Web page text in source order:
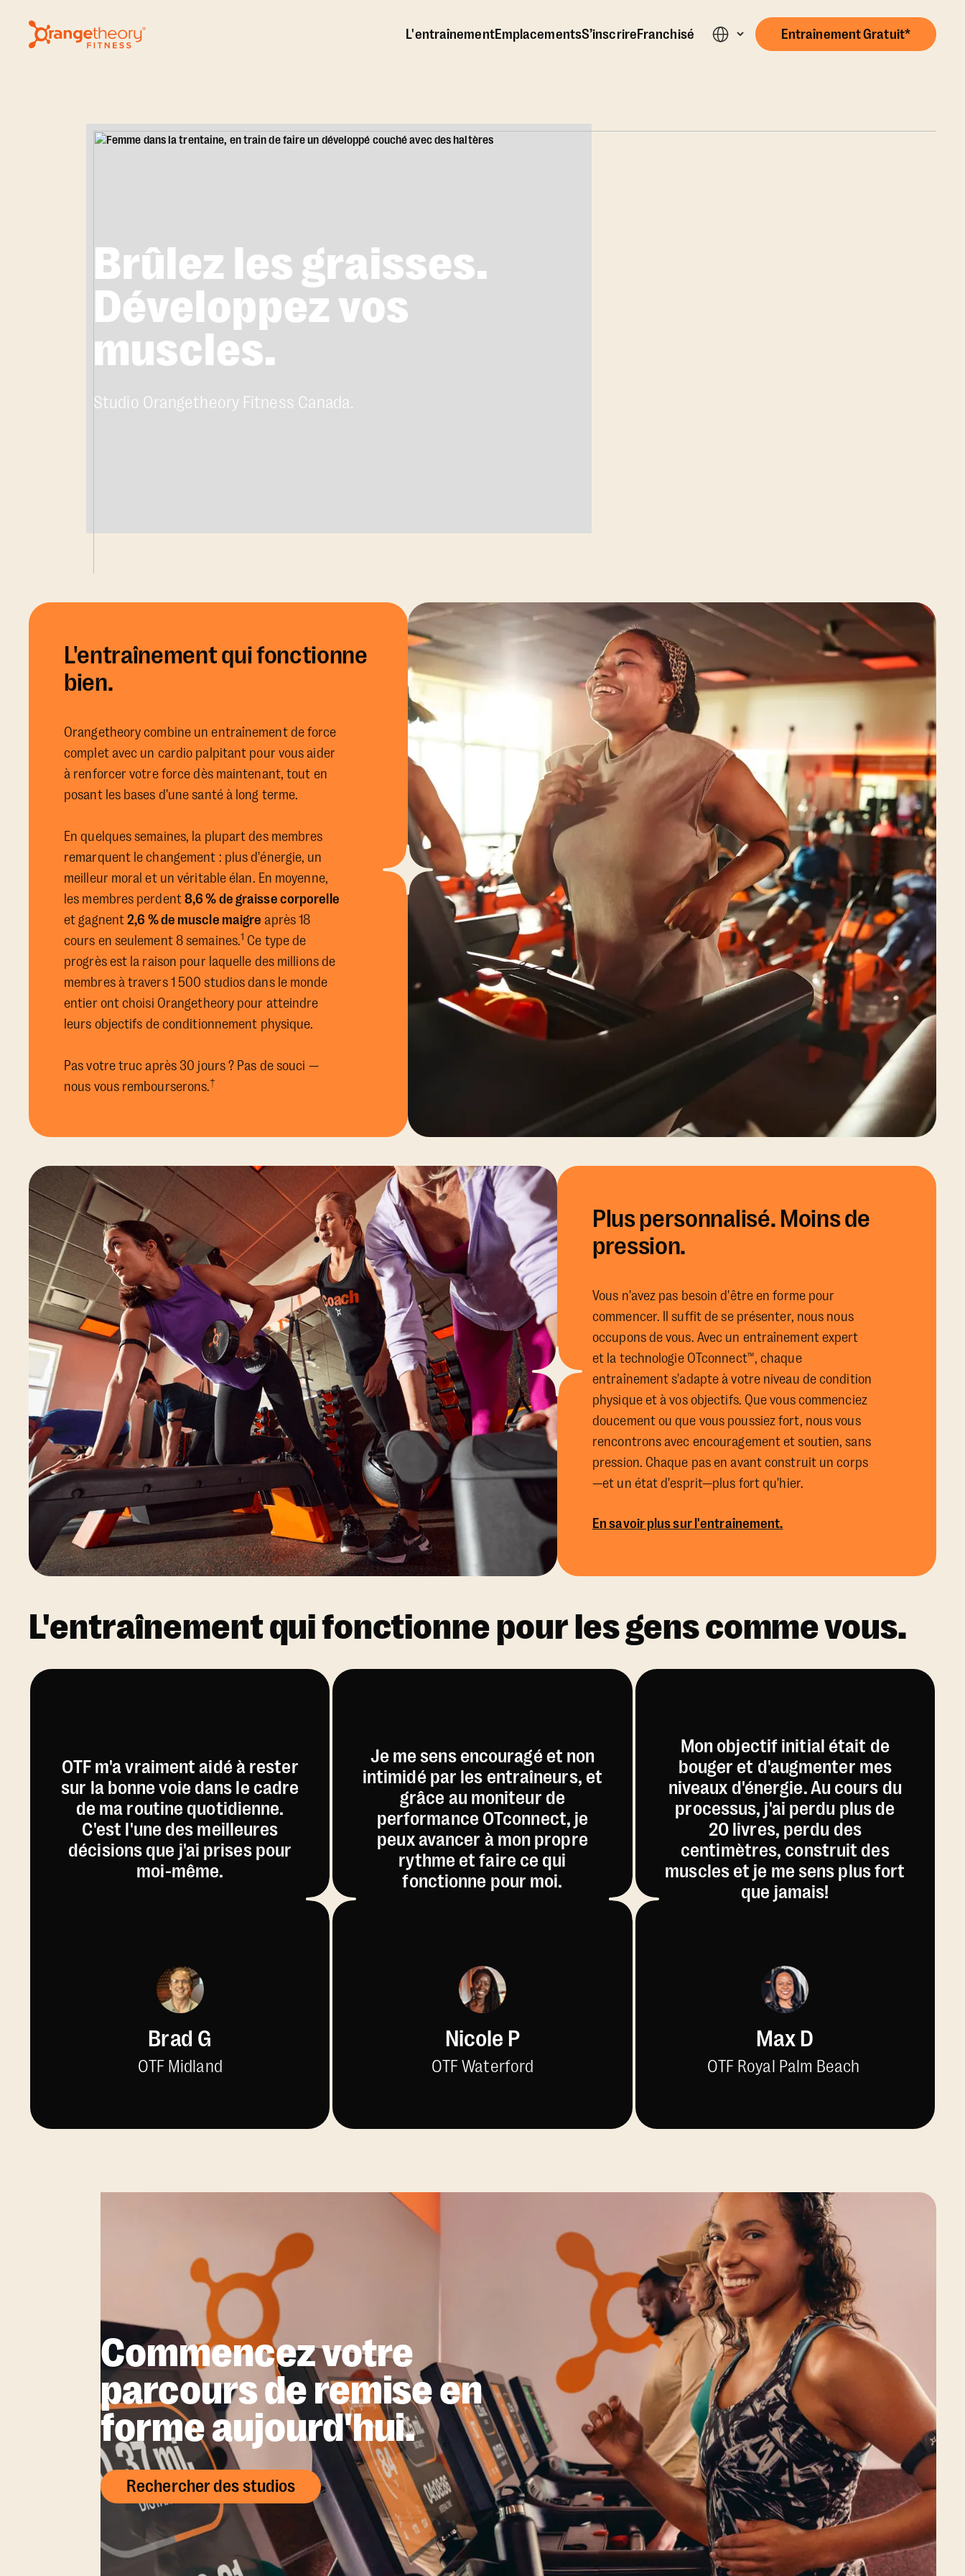
L'entraînementEmplacementsS’inscrireFranchisé Entraînement Gratuit*
Brûlez les graisses.
Développez vos
muscles.
Studio Orangetheory Fitness Canada.
L'entraînement qui fonctionne
bien.
Orangetheory combine un entraînement de force
complet avec un cardio palpitant pour vous aider
à renforcer votre force dès maintenant, tout en
posant les bases d'une santé à long terme.
En quelques semaines, la plupart des membres
remarquent le changement : plus d'énergie, un
meilleur moral et un véritable élan. En moyenne,
les membres perdent8,6 % de graisse corporelle
et gagnent2,6 % de muscle maigre après 18
cours en seulement 8 semaines.1 Ce type de
progrès est la raison pour laquelle des millions de
membres à travers 1 500 studios dans le monde
entier ont choisi Orangetheory pour atteindre
leurs objectifs de conditionnement physique.
Pas votre truc après 30 jours ? Pas de souci —
nous vous rembourserons.†
Plus personnalisé. Moins de
pression.
Vous n'avez pas besoin d'être en forme pour
commencer. Il suffit de se présenter, nous nous
occupons de vous. Avec un entraînement expert
et la technologie OTconnect™, chaque
entraînement s'adapte à votre niveau de condition
physique et à vos objectifs. Que vous commenciez
doucement ou que vous poussiez fort, nous vous
rencontrons avec encouragement et soutien, sans
pression. Chaque pas en avant construit un corps
—et un état d'esprit—plus fort qu'hier.
En savoir plus sur l'entraînement.
L'entraînement qui fonctionne pour les gens comme vous.
OTF m'a vraiment aidé à rester
sur la bonne voie dans le cadre
de ma routine quotidienne.
C'est l'une des meilleures
décisions que j'ai prises pour
moi-même.
Brad G
OTF Midland
Je me sens encouragé et non
intimidé par les entraîneurs, et
grâce au moniteur de
performance OTconnect, je
peux avancer à mon propre
rythme et faire ce qui
fonctionne pour moi.
Nicole P
OTF Waterford
Mon objectif initial était de
bouger et d'augmenter mes
niveaux d'énergie. Au cours du
processus, j'ai perdu plus de
20 livres, perdu des
centimètres, construit des
muscles et je me sens plus fort
que jamais!
Max D
OTF Royal Palm Beach
Commencez votre
parcours de remise en
forme aujourd'hui.
Rechercher des studios